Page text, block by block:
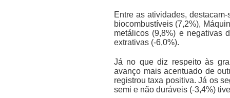
Entre as atividades,
biocombustíveis (7,2%),
metálicos (9,8%) e negativas
extrativas (-6,0%).
Já no que diz respeito às
avanço mais acentuado de
registrou taxa positiva. Já os
semi e não duráveis (-3,4%)